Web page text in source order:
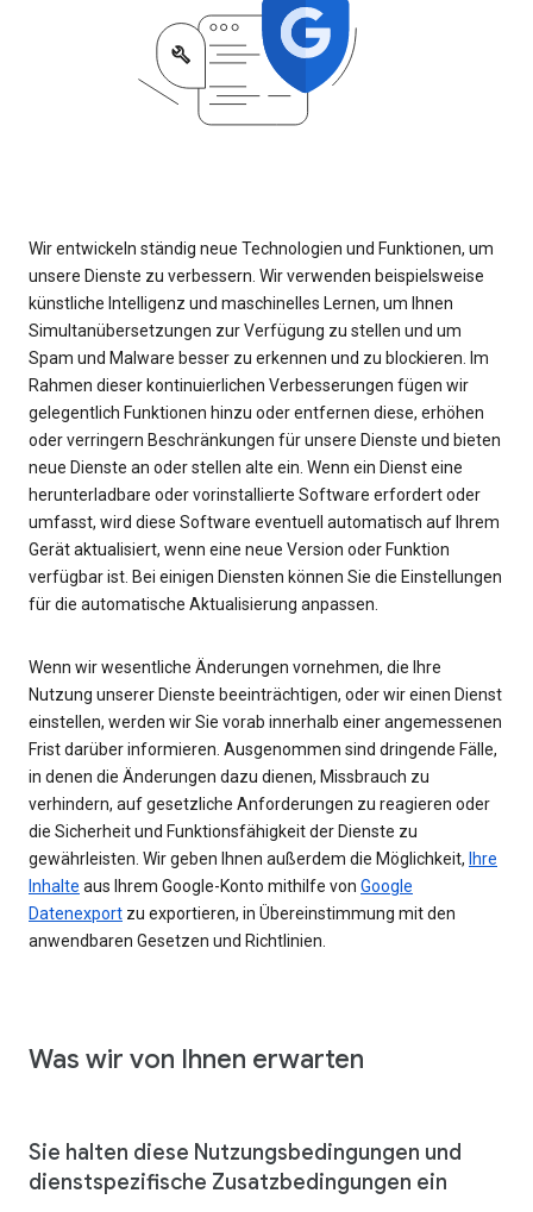
Wir entwickeln ständig neue Technologien und Funktionen, um
unsere Dienste zu verbessern. Wir verwenden beispielsweise
künstliche Intelligenz und maschinelles Lernen, um Ihnen
Simultanübersetzungen zur Verfügung zu stellen und um
Spam und Malware besser zu erkennen und zu blockieren. Im
Rahmen dieser kontinuierlichen Verbesserungen fügen wir
gelegentlich Funktionen hinzu oder entfernen diese, erhöhen
oder verringern Beschränkungen für unsere Dienste und bieten
neue Dienste an oder stellen alte ein. Wenn ein Dienst eine
herunterladbare oder vorinstallierte Software erfordert oder
umfasst, wird diese Software eventuell automatisch auf Ihrem
Gerät aktualisiert, wenn eine neue Version oder Funktion
verfügbar ist. Bei einigen Diensten können Sie die Einstellungen
für die automatische Aktualisierung anpassen.
Wenn wir wesentliche Änderungen vornehmen, die Ihre
Nutzung unserer Dienste beeinträchtigen, oder wir einen Dienst
einstellen, werden wir Sie vorab innerhalb einer angemessenen
Frist darüber informieren. Ausgenommen sind dringende Fälle,
in denen die Änderungen dazu dienen, Missbrauch zu
verhindern, auf gesetzliche Anforderungen zu reagieren oder
die Sicherheit und Funktionsfähigkeit der Dienste zu
gewährleisten. Wir geben Ihnen außerdem die Möglichkeit, Ihre
Inhalte aus Ihrem Google-Konto mithilfe von Google
Datenexport zu exportieren, in Übereinstimmung mit den
anwendbaren Gesetzen und Richtlinien.
Was wir von Ihnen erwarten
Sie halten diese Nutzungsbedingungen und
dienstspezifische Zusatzbedingungen ein